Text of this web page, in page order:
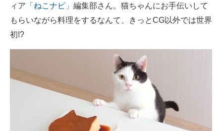
好きが集まる 比べて選べる
企業ITのトレンドを詳説
経営リーダーのコミュニティ
マーケ×ITの今がよく分かる
ィア 「ねこナビ」 編集部さん。猫ちゃんにお手伝いして
もらいながら料理をするなんて、きっとCG以外では世界
初!?